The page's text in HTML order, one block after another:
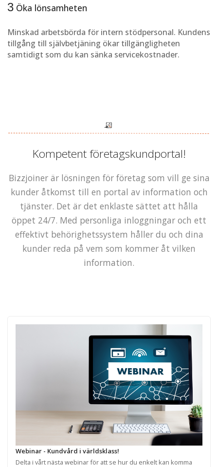
3 Öka lönsamheten
Minskad arbetsbörda för intern stödpersonal. Kundens
tillgång till självbetjäning ökar tillgängligheten
samtidigt som du kan sänka servicekostnader.
Kompetent företagskundportal!
Bizzjoiner är lösningen för företag som vill ge sina
kunder åtkomst till en portal av information och
tjänster. Det är det enklaste sättet att hålla
öppet 24/7. Med personliga inloggningar och ett
effektivt behörighetssystem håller du och dina
kunder reda på vem som kommer åt vilken
information.
Webinar - Kundvård i världsklass!
Delta i vårt nästa webinar för att se hur du enkelt kan komma